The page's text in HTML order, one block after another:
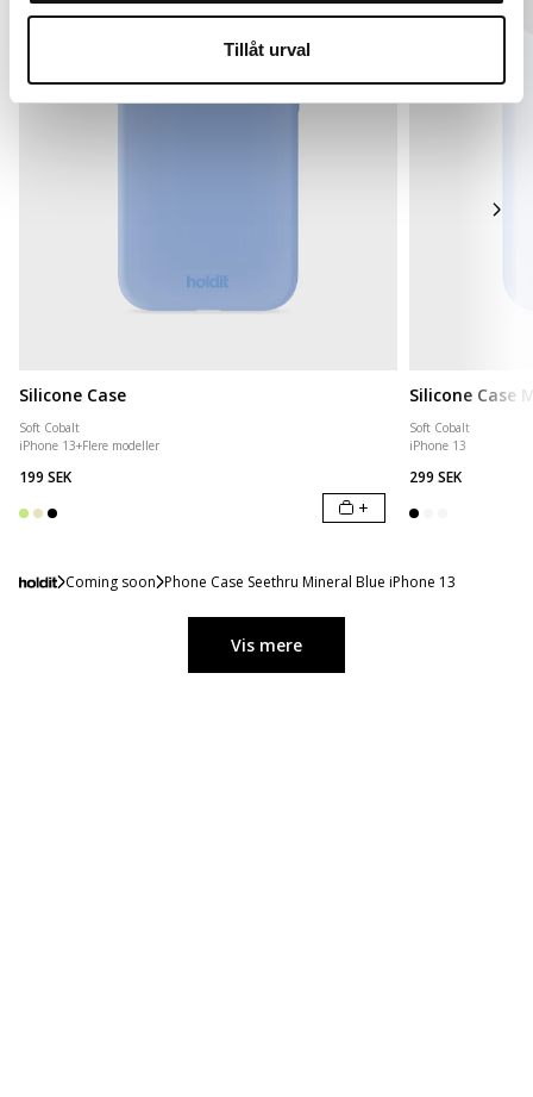
Tillåt urval
Silicone Case
Soft Cobalt
iPhone 13+Flere modeller
199 SEK
+
Silicone Case
Soft Cobalt
iPhone 13
299 SEK
Coming soon Phone Case Seethru Mineral Blue iPhone 13
Vis mere